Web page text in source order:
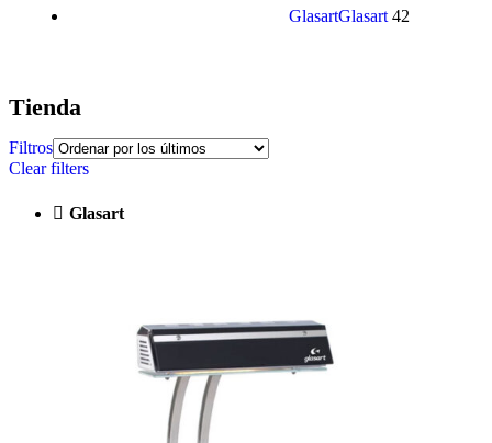
GlasartGlasart 42
Tienda
Filtros
Clear filters
Glasart